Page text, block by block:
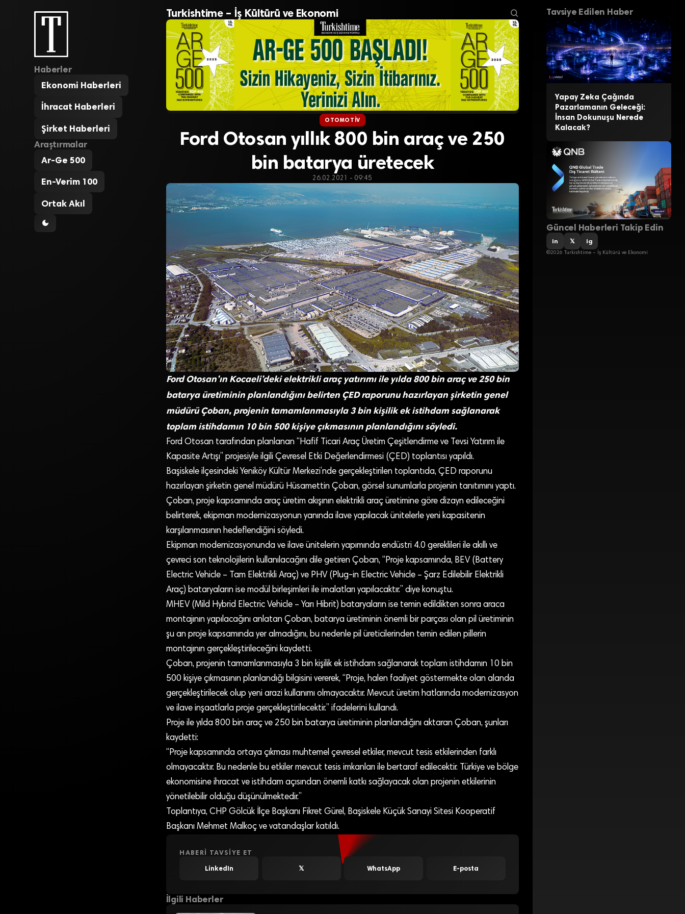
Haberler
Ekonomi Haberleri
İhracat Haberleri
Şirket Haberleri
Araştırmalar
Ar-Ge 500
En-Verim 100
Ortak Akıl
Turkishtime – İş Kültürü ve Ekonomi
OTOMOTIV
Ford Otosan yıllık 800 bin araç ve 250
bin batarya üretecek
26.02.2021 - 09:45
Ford Otosan’ın Kocaeli’deki elektrikli araç yatırımı ile yılda 800 bin araç ve 250 bin
batarya üretiminin planlandığını belirten ÇED raporunu hazırlayan şirketin genel
müdürü Çoban, projenin tamamlanmasıyla 3 bin kişilik ek istihdam sağlanarak
toplam istihdamın 10 bin 500 kişiye çıkmasının planlandığını söyledi.
Ford Otosan tarafından planlanan “Hafif Ticari Araç Üretim Çeşitlendirme ve Tevsi Yatırım ile
Kapasite Artışı” projesiyle ilgili Çevresel Etki Değerlendirmesi (ÇED) toplantısı yapıldı.
Başiskele ilçesindeki Yeniköy Kültür Merkezi’nde gerçekleştirilen toplantıda, ÇED raporunu
hazırlayan şirketin genel müdürü Hüsamettin Çoban, görsel sunumlarla projenin tanıtımını yaptı.
Çoban, proje kapsamında araç üretim akışının elektrikli araç üretimine göre dizayn edileceğini
belirterek, ekipman modernizasyonun yanında ilave yapılacak ünitelerle yeni kapasitenin
karşılanmasının hedeflendiğini söyledi.
Ekipman modernizasyonunda ve ilave ünitelerin yapımında endüstri 4.0 gereklileri ile akıllı ve
çevreci son teknolojilerin kullanılacağını dile getiren Çoban, “Proje kapsamında, BEV (Battery
Electric Vehicle – Tam Elektrikli Araç) ve PHV (Plug-in Electric Vehicle – Şarz Edilebilir Elektrikli
Araç) bataryaların ise modül birleşimleri ile imalatları yapılacaktır.” diye konuştu.
MHEV (Mild Hybrid Electric Vehicle – Yarı Hibrit) bataryaların ise temin edildikten sonra araca
montajının yapılacağını anlatan Çoban, batarya üretiminin önemli bir parçası olan pil üretiminin
şu an proje kapsamında yer almadığını, bu nedenle pil üreticilerinden temin edilen pillerin
montajının gerçekleştirileceğini kaydetti.
Çoban, projenin tamamlanmasıyla 3 bin kişilik ek istihdam sağlanarak toplam istihdamın 10 bin
500 kişiye çıkmasının planlandığı bilgisini vererek, “Proje, halen faaliyet göstermekte olan alanda
gerçekleştirilecek olup yeni arazi kullanımı olmayacaktır. Mevcut üretim hatlarında modernizasyon
ve ilave inşaatlarla proje gerçekleştirilecektir.” ifadelerini kullandı.
Proje ile yılda 800 bin araç ve 250 bin batarya üretiminin planlandığını aktaran Çoban, şunları
kaydetti:
“Proje kapsamında ortaya çıkması muhtemel çevresel etkiler, mevcut tesis etkilerinden farklı
olmayacaktır. Bu nedenle bu etkiler mevcut tesis imkanları ile bertaraf edilecektir. Türkiye ve bölge
ekonomisine ihracat ve istihdam açısından önemli katkı sağlayacak olan projenin etkilerinin
yönetilebilir olduğu düşünülmektedir.”
Toplantıya, CHP Gölcük İlçe Başkanı Fikret Gürel, Başiskele Küçük Sanayi Sitesi Kooperatif
Başkanı Mehmet Malkoç ve vatandaşlar katıldı.
HABERI TAVSIYE ET
LinkedIn 𝕏 WhatsApp E-posta
İlgili Haberler
Tavsiye Edilen Haber
Yapay Zeka Çağında
Pazarlamanın Geleceği:
İnsan Dokunuşu Nerede
Kalacak?
Güncel Haberleri Takip Edin
in 𝕏 ig
©2026 Turkishtime – İş Kültürü ve Ekonomi